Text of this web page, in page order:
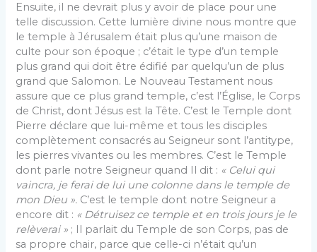
Ensuite, il ne devrait plus y avoir de place pour une
telle discussion. Cette lumière divine nous montre que
le temple à Jérusalem était plus qu’une maison de
culte pour son époque ; c’était le type d’un temple
plus grand qui doit être édifié par quelqu’un de plus
grand que Salomon. Le Nouveau Testament nous
assure que ce plus grand temple, c’est l’Église, le Corps
de Christ, dont Jésus est la Tête. C’est le Temple dont
Pierre déclare que lui-même et tous les disciples
complètement consacrés au Seigneur sont l’antitype,
les pierres vivantes ou les membres. C’est le Temple
dont parle notre Seigneur quand Il dit : « Celui qui
vaincra, je ferai de lui une colonne dans le temple de
mon Dieu ». C’est le temple dont notre Seigneur a
encore dit : « Détruisez ce temple et en trois jours je le
relèverai » ; Il parlait du Temple de son Corps, pas de
sa propre chair, parce que celle-ci n’était qu’un